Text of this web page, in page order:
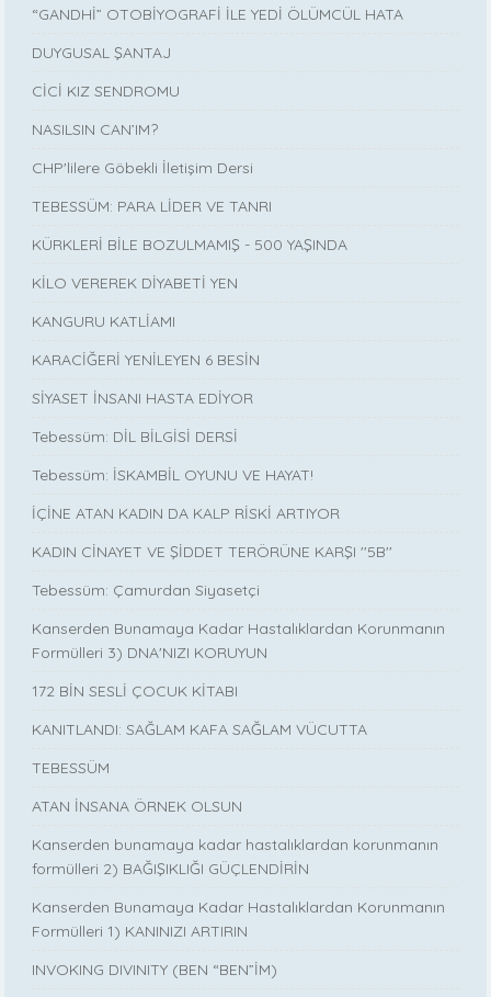
“GANDHİ” OTOBİYOGRAFİ İLE YEDİ ÖLÜMCÜL HATA
DUYGUSAL ŞANTAJ
CİCİ KIZ SENDROMU
NASILSIN CAN’IM?
CHP'lilere Göbekli İletişim Dersi
TEBESSÜM: PARA LİDER VE TANRI
KÜRKLERİ BİLE BOZULMAMIŞ - 500 YAŞINDA
KİLO VEREREK DİYABETİ YEN
KANGURU KATLİAMI
KARACİĞERİ YENİLEYEN 6 BESİN
SİYASET İNSANI HASTA EDİYOR
Tebessüm: DİL BİLGİSİ DERSİ
Tebessüm: İSKAMBİL OYUNU VE HAYAT!
İÇİNE ATAN KADIN DA KALP RİSKİ ARTIYOR
KADIN CİNAYET VE ŞİDDET TERÖRÜNE KARŞI ''5B''
Tebessüm: Çamurdan Siyasetçi
Kanserden Bunamaya Kadar Hastalıklardan Korunmanın
Formülleri 3) DNA'NIZI KORUYUN
172 BİN SESLİ ÇOCUK KİTABI
KANITLANDI: SAĞLAM KAFA SAĞLAM VÜCUTTA
TEBESSÜM
ATAN İNSANA ÖRNEK OLSUN
Kanserden bunamaya kadar hastalıklardan korunmanın
formülleri 2) BAĞIŞIKLIĞI GÜÇLENDİRİN
Kanserden Bunamaya Kadar Hastalıklardan Korunmanın
Formülleri 1) KANINIZI ARTIRIN
INVOKING DIVINITY (BEN “BEN”İM)